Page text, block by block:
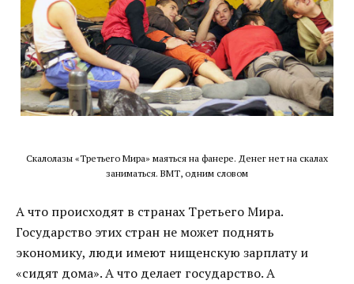
Скалолазы «Третьего Мира» маяться на фанере. Денег нет на скалах
заниматься. ВМТ, одним словом
А что происходят в странах Третьего Мира.
Государство этих стран не может поднять
экономику, люди имеют нищенскую зарплату и
«сидят дома». А что делает государство. А